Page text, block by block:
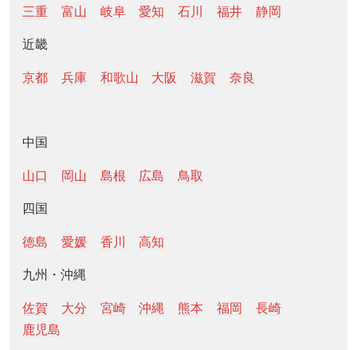
三重 富山 岐阜 愛知 石川 福井 静岡
近畿
京都 兵庫 和歌山 大阪 滋賀 奈良
中国
山口 岡山 島根 広島 鳥取
四国
徳島 愛媛 香川 高知
九州・沖縄
佐賀 大分 宮崎 沖縄 熊本 福岡
長崎
鹿児島